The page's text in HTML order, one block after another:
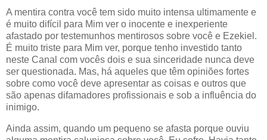
A mentira contra você tem sido muito intensa ultimamente e
é muito difícil para Mim ver o inocente e inexperiente
afastado por testemunhos mentirosos sobre você e Ezekiel.
É muito triste para Mim ver, porque tenho investido tanto
neste Canal com vocês dois e sua sinceridade nunca deve
ser questionada. Mas, há aqueles que têm opiniões fortes
sobre como você deve apresentar as coisas e outros que
são apenas difamadores profissionais e sob a influência do
inimigo.
Ainda assim, quando um pequeno se afasta porque ouviu